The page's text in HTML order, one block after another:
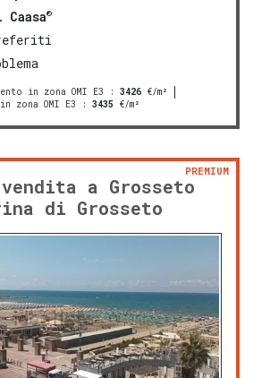
®
in zona OMI E3 : 3426 €/m²
zona OMI E3 : 3435 €/m²
a Grosseto
di Grosseto
PREMIUM